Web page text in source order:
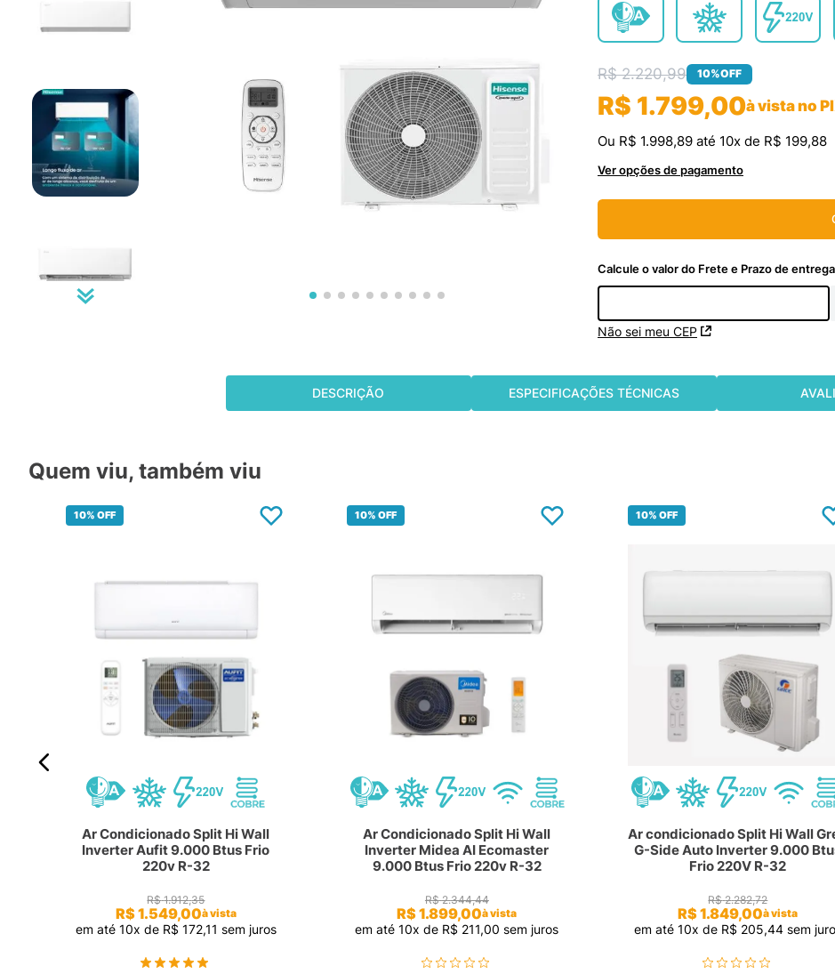
R$ 2.220,99 10%OFF
R$ 1.799,00à vista no
Ou R$ 1.998,89 até 10x de R$ 199,88
Ver opções de pagamento
Não sei meu CEP
DESCRIÇÃO ESPECIFICAÇÕES TÉCNICAS
Quem viu, também viu
10% OFF
Ar Condicionado Split Hi Wall
Inverter Aufit 9.000 Btus Frio
220v R-32
R$ 1.912,35
R$1.549,00à vista
em até 10x de R$ 172,11 sem juros
10% OFF
Ar Condicionado Split Hi Wall
Inverter Midea AI Ecomaster
9.000 Btus Frio 220v R-32
R$ 2.344,44
R$1.899,00à vista
em até10x de R$ 211,00 sem juros
10% OFF
Ar condicionado Split Hi Wall
G-Side Auto Inverter 9.000
Frio 220V R-32
R$ 2.282,72
R$1.849,00à vista
em até 10x de R$ 205,44sem
freezer